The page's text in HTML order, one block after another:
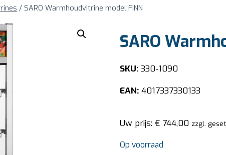
/ SARO Warmhoudvitrine model FINN
SARO
SKU:330-1090
EAN:4017337330133
Uw prijs: €744,00 zzgl.
Op voorraad